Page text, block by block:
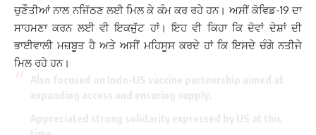
ਚੁਣੌਤੀਆਂ ਨਾਲ ਨਜਿੱਠਣ ਲਈ ਮਿਲ ਕੇ ਕੰਮ ਕਰ ਰਹੇ ਹਨ। ਅਸੀਂ ਕੋਵਿਡ-19 ਦਾ
ਸਾਹਮਣਾ ਕਰਨ ਲਈ ਵੀ ਇਕਜੁੱਟ ਹਾਂ। ਇਹ ਵੀ ਕਿਹਾ ਕਿ ਦੋਵਾਂ ਦੇਸ਼ਾਂ ਦੀ
ਭਾਈਵਾਲੀ ਮਜ਼ਬੂਤ ​​ਹੈ ਅਤੇ ਅਸੀਂ ਮਹਿਸੂਸ ਕਰਦੇ ਹਾਂ ਕਿ ਇਸਦੇ ਚੰਗੇ ਨਤੀਜੇ
ਮਿਲ ਰਹੇ ਹਨ।